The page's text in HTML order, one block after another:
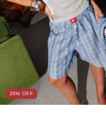
20% OFF